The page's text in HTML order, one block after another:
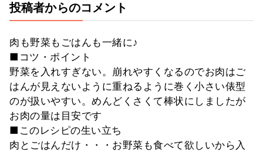
投稿者からのコメント
肉も野菜もごはんも一緒に♪
■コツ・ポイント
野菜を入れすぎない。崩れやすくなるのでお肉はご
はんが見えないように重ねるように巻く小さい俵型
のが扱いやすい。めんどくさくて棒状にしましたが
お肉の量は目安です
■このレシピの生い立ち
肉とごはんだけ・・・お野菜も食べて欲しいから入